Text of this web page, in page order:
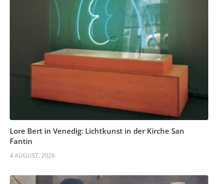
Lore Bert in Venedig: Lichtkunst in der Kirche San
Fantin
4 AUGUST, 2026